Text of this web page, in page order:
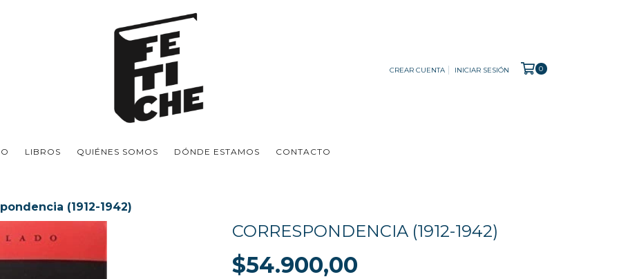
CREAR CUENTA INICIAR SESIÓN 0
LIBROS QUIÉNES SOMOS DÓNDE ESTAMOS CONTACTO
(1912-1942)
CORRESPONDENCIA (1912-1942)
$54.900,00